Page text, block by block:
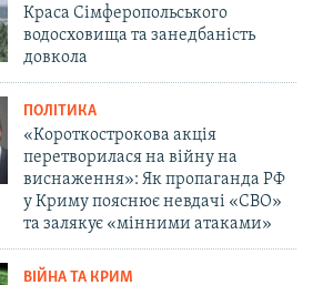
Краса Сімферопольського
водосховища та занедбаність
довкола
ПОЛІТИКА
«Короткострокова акція
перетворилася на війну на
виснаження»: Як пропаганда РФ
у Криму пояснює невдачі «СВО»
та залякує «мінними атаками»
ВІЙНА ТА КРИМ